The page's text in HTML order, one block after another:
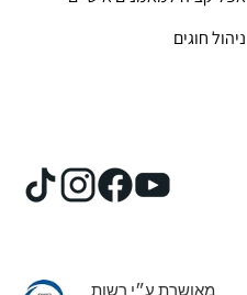
ניהול חוגים
מאושרת ע״י רשות